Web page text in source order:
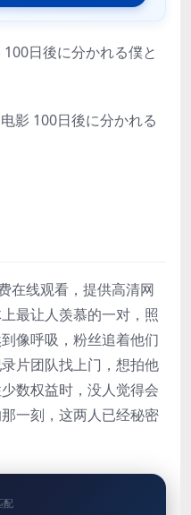
影 100日後に分かれる
在线观看，提供高清网
最让人羡慕的一对，照
像呼吸，粉丝追着他们
片团队找上门，想拍他
数权益时，没人觉得会
一刻，这两人已经秘密
配